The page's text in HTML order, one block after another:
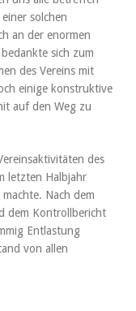
solchen
an der enormen
sich zum
des Vereins mit
einige konstruktive
auf den Weg zu
des
letzten Halbjahr
Nach dem
dem Kontrollbericht
Entlastung
von allen